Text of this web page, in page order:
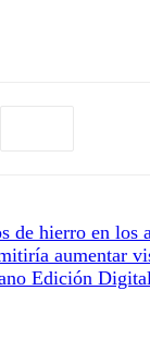
de hierro en los
aumentar